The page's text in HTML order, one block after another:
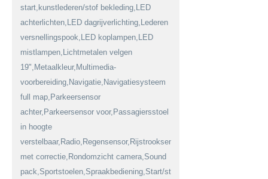
start,kunstlederen/stof bekleding,LED
achterlichten,LED dagrijverlichting,Lederen
versnellingspook,LED koplampen,LED
mistlampen,Lichtmetalen velgen
19",Metaalkleur,Multimedia-
voorbereiding,Navigatie,Navigatiesysteem
full map,Parkeersensor
achter,Parkeersensor voor,Passagiersstoel
in hoogte
verstelbaar,Radio,Regensensor,Rijstrooksensor
met correctie,Rondomzicht camera,Sound
pack,Sportstoelen,Spraakbediening,Start/stop